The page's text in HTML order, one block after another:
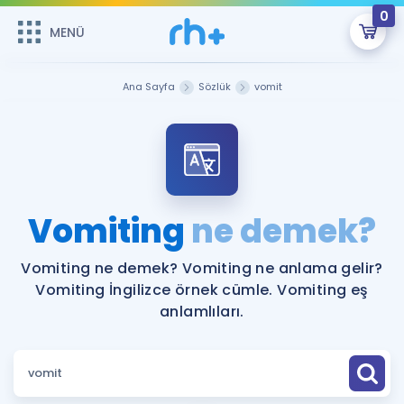
MENÜ
0
Şifremi Hatırlamıyorum
ÜYE DEĞİLİM
Sepetin Şu An Boş.
Remzi Hoca ile seni sınava hazırlayacak onlarca eğitim seni
bekliyor!
MENÜ
Katılımcı Görüşleri
Faydalı Araçlar
Sözlük
Hakkımızda
Ana Sayfa Sözlük vomit
Vomiting ne demek?
Vomiting ne demek? Vomiting ne anlama gelir?
Vomiting İngilizce örnek cümle. Vomiting eş
anlamlıları.